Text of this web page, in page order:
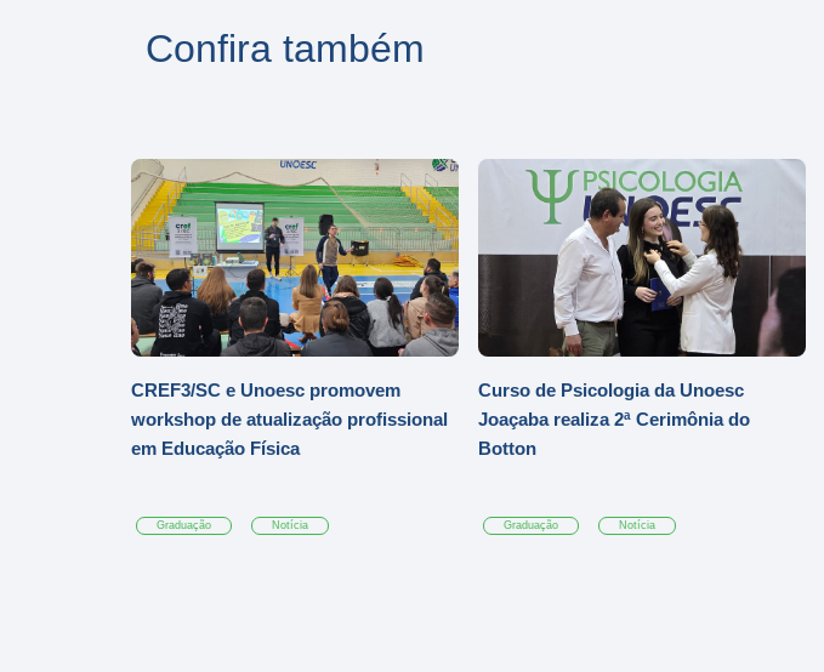
Confira também
CREF3/SC e Unoesc promovem
workshop de atualização profissional
em Educação Física
Graduação Notícia
Curso de Psicologia da Unoesc
Joaçaba realiza 2ª Cerimônia do
Botton
Graduação Notícia